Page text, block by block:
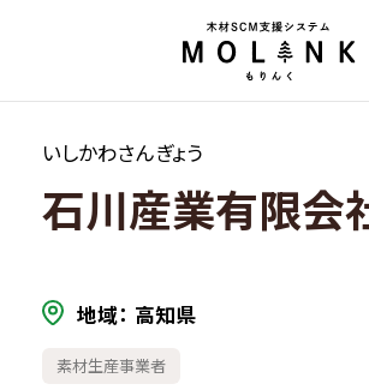
いしかわさんぎょう
石川産業有限会
地域 高知県
素材生産事業者